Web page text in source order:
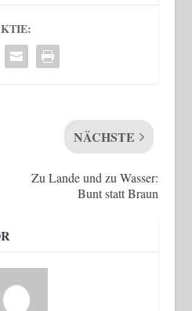
NÄCHSTE
Zu Lande und zu Wasser:
Bunt statt Braun